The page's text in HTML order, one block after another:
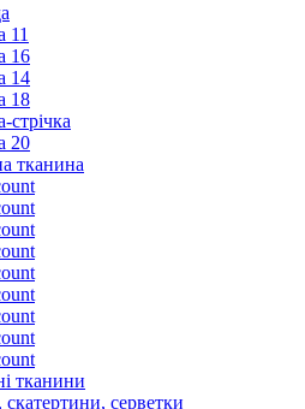
11
16
14
18
стрічка
20
тканина
тканини
серветки